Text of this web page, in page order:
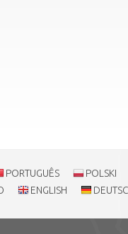
PORTUGUÊS POLSKI
ENGLISH